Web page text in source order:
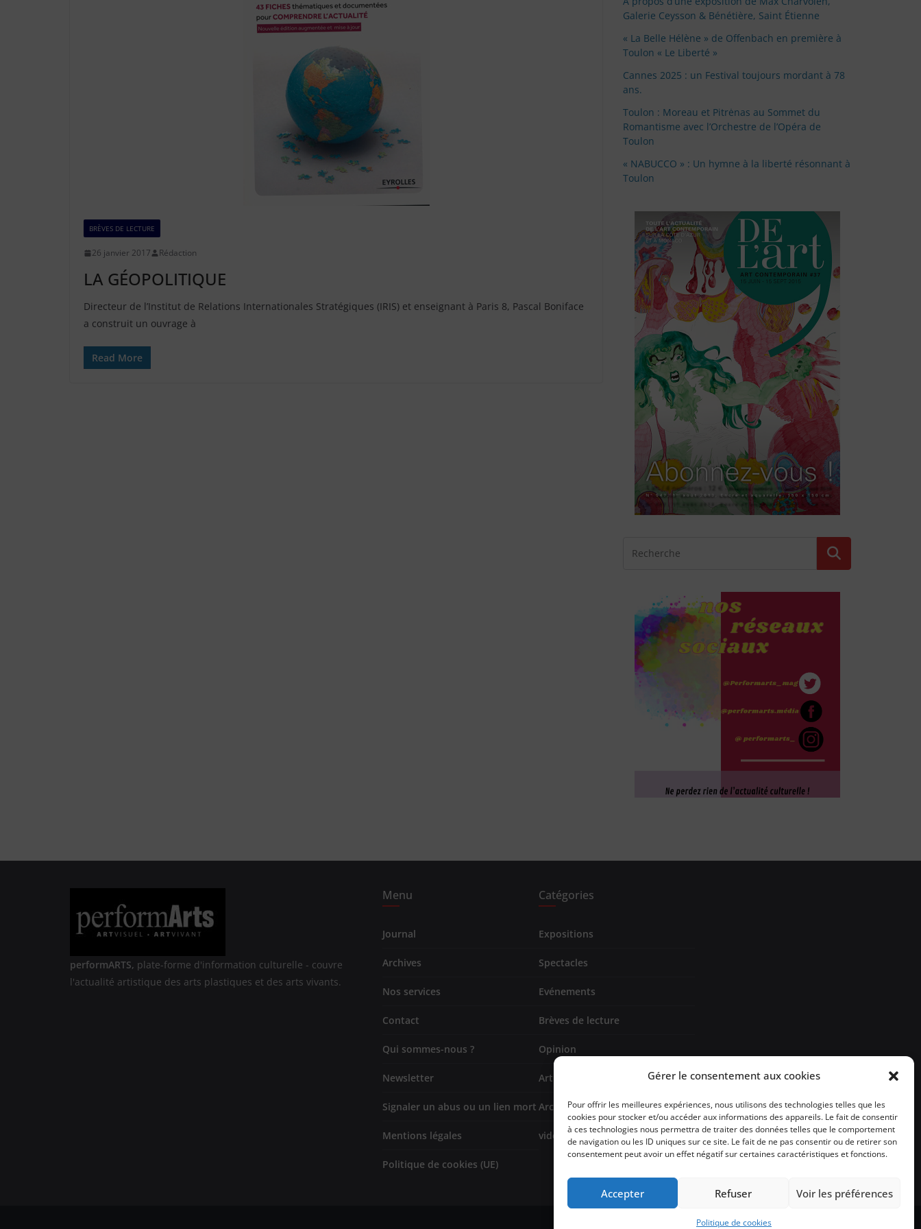
Gérer le consentement aux cookies
Pour offrir les meilleures expériences, nous utilisons des technologies telles que les
cookies pour stocker et/ou accéder aux informations des appareils. Le fait de consentir
à ces technologies nous permettra de traiter des données telles que le comportement
de navigation ou les ID uniques sur ce site. Le fait de ne pas consentir ou de retirer son
consentement peut avoir un effet négatif sur certaines caractéristiques et fonctions.
Accepter Refuser Voir les préférences
Politique de cookies
BRÈVES DE LECTURE
26 janvier 2017 Rédaction
LA GÉOPOLITIQUE
Directeur de l’Institut de Relations Internationales Stratégiques (IRIS) et enseignant à Paris 8, Pascal Boniface
a construit un ouvrage à
Read More
Galerie Ceysson & Bénétière, Saint Étienne
« La Belle Hélène » de Offenbach en première à
Toulon « Le Liberté »
Cannes 2025 : un Festival toujours mordant à 78
ans.
Toulon : Moreau et Pitrėnas au Sommet du
Romantisme avec l’Orchestre de l’Opéra de
Toulon
« NABUCCO » : Un hymne à la liberté résonnant à
Toulon
performARTS, plate-forme d'information culturelle - couvre
l'actualité artistique des arts plastiques et des arts vivants.
Menu
Journal
Archives
Nos services
Contact
Qui sommes-nous ?
Newsletter
Signaler un abus ou un lien mort
Mentions légales
Politique de cookies (UE)
Catégories
Expositions
Spectacles
Evénements
Brèves de lecture
Opinion
Artistes
Architecture/design
vidéo